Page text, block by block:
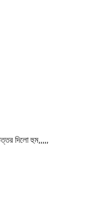
দিলো হুম,,,,,